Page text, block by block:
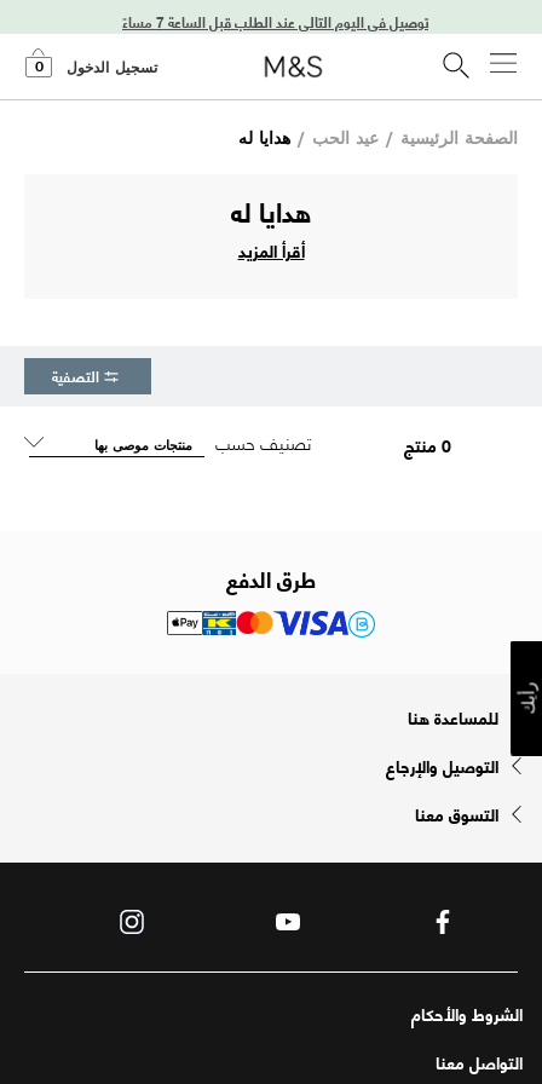
توصيل في اليوم التالي عند الطلب قبل الساعة 7 مساءً
تسجيل الدخول 0
الصفحة الرئيسية / عيد الحب / هدايا له
هدايا له
أقرأ المزيد
التصفية
0 منتج تصنيف حسب
طرق الدفع
للمساعدة هنا
التوصيل والإرجاع
التسوق معنا
الشروط والأحكام
التواصل معنا
رأيك